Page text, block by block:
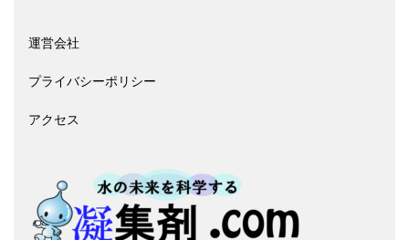
運営会社
プライバシーポリシー
アクセス